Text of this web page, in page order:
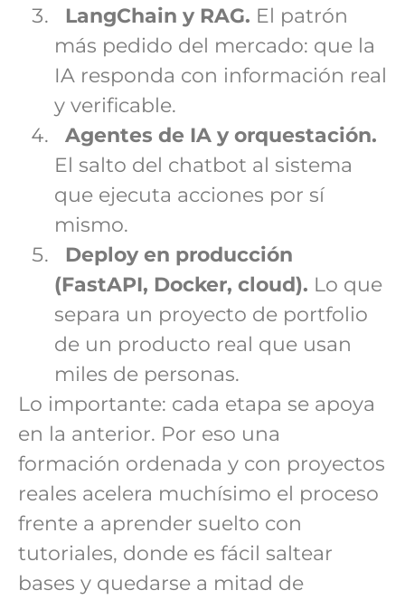
LangChain y RAG. El patrón
más pedido del mercado: que la
IA responda con información real
y verificable.
Agentes de IA y orquestación.
El salto del chatbot al sistema
que ejecuta acciones por sí
mismo.
Deploy en producción
(FastAPI, Docker, cloud). Lo que
separa un proyecto de portfolio
de un producto real que usan
miles de personas.
Lo importante: cada etapa se apoya
en la anterior. Por eso una
formación ordenada y con proyectos
reales acelera muchísimo el proceso
frente a aprender suelto con
tutoriales, donde es fácil saltear
bases y quedarse a mitad de